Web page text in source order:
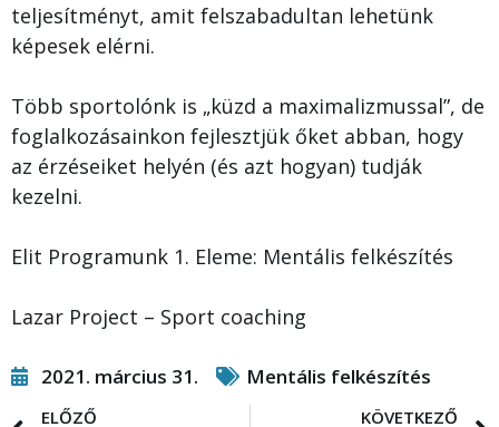
teljesítményt, amit felszabadultan lehetünk
képesek elérni.
Több sportolónk is „küzd a maximalizmussal”, de
foglalkozásainkon fejlesztjük őket abban, hogy
az érzéseiket helyén (és azt hogyan) tudják
kezelni.
Elit Programunk 1. Eleme: Mentális felkészítés
Lazar Project – Sport coaching
2021. március 31. Mentális felkészítés
ELŐZŐ KÖVETKEZŐ